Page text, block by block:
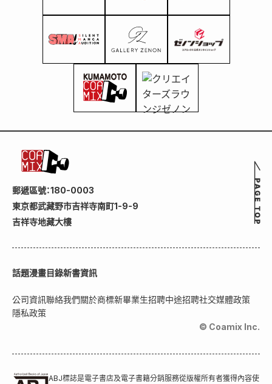
郵遞區號：180-0003
東京都武藏野市吉祥寺南町1-9-9
吉祥寺地藏大樓
話題漫畫目錄新書資訊
公司資訊聯絡我們關於商標新畢業生招聘中途招聘社交媒體政策
隱私政策
© Coamix Inc.
ABJ標誌是電子書店及電子書籍分銷服務從版權所有者獲得內容使